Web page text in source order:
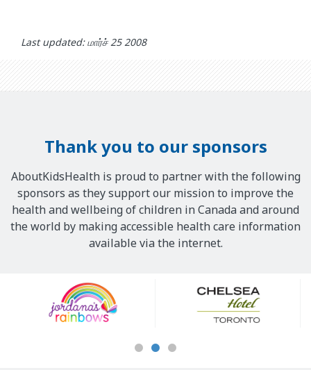
Last updated: மார்ச் 25 2008
Thank you to our sponsors
AboutKidsHealth is proud to partner with the following
sponsors as they support our mission to improve the
health and wellbeing of children in Canada and around
the world by making accessible health care information
available via the internet.
Sponsors